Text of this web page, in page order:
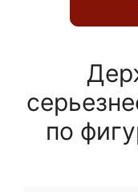
по